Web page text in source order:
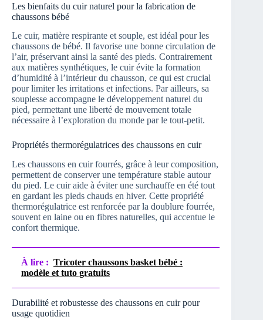
Les bienfaits du cuir naturel pour la fabrication de
chaussons bébé
Le cuir, matière respirante et souple, est idéal pour les
chaussons de bébé. Il favorise une bonne circulation de
l’air, préservant ainsi la santé des pieds. Contrairement
aux matières synthétiques, le cuir évite la formation
d’humidité à l’intérieur du chausson, ce qui est crucial
pour limiter les irritations et infections. Par ailleurs, sa
souplesse accompagne le développement naturel du
pied, permettant une liberté de mouvement totale
nécessaire à l’exploration du monde par le tout-petit.
Propriétés thermorégulatrices des chaussons en cuir
Les chaussons en cuir fourrés, grâce à leur composition,
permettent de conserver une température stable autour
du pied. Le cuir aide à éviter une surchauffe en été tout
en gardant les pieds chauds en hiver. Cette propriété
thermorégulatrice est renforcée par la doublure fourrée,
souvent en laine ou en fibres naturelles, qui accentue le
confort thermique.
À lire : Tricoter chaussons basket bébé :
modèle et tuto gratuits
Durabilité et robustesse des chaussons en cuir pour
usage quotidien